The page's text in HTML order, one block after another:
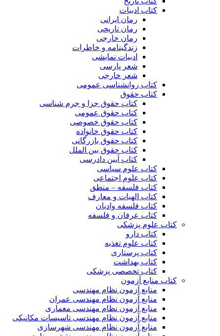
کتاب ادبیات
رمان ایرانی
رمان تاریخی
رمان خارجی
زندگینامه و خاطرات
ادبیات نمایشی
شعر پارسی
شعر خارجی
کتاب روانشناسی عمومی
کتاب حقوق
کتاب حقوق جزا و جرم شناسی
کتاب حقوق عمومی
کتاب حقوق خصوصی
کتاب حقوق خانواده
کتاب حقوق بازرگانی
کتاب حقوق بین الملل
کتاب آیین دادرسی
کتاب علوم سیاسی
کتاب علوم اجتماعی
کتاب فلسفه – منطق
کتاب الهیات و معارف
کتاب فلسفه وادیان
کتاب عرفان و فلسفه
کتاب علوم پزشکی
کتاب دارو
کتاب علوم تغذیه
کتاب پرستاری
کتاب بهداشت
کتاب تخصصی پزشکی
کتاب منابع آزمون
منابع آزمون نظام مهندسی
منابع آزمون نظام مهندسی عمران
منابع آزمون نظام مهندسی معماری
منابع آزمون نظام مهندسی تاسیسات مکانیکی
منابع آزمون نظام مهندسی شهرسازی